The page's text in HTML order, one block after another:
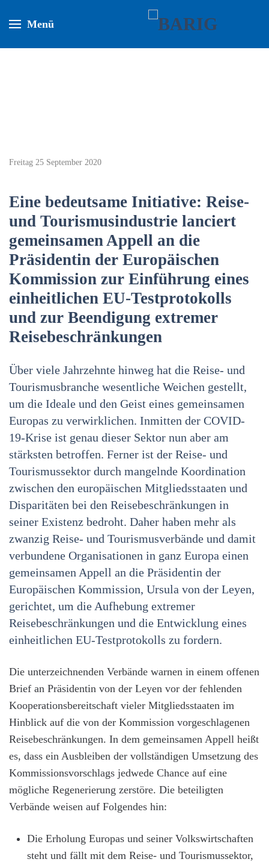
Menü
Freitag 25 September 2020
Eine bedeutsame Initiative: Reise-
und Tourismusindustrie lanciert
gemeinsamen Appell an die
Präsidentin der Europäischen
Kommission zur Einführung eines
einheitlichen EU-Testprotokolls
und zur Beendigung extremer
Reisebeschränkungen
Über viele Jahrzehnte hinweg hat die Reise- und
Tourismusbranche wesentliche Weichen gestellt,
um die Ideale und den Geist eines gemeinsamen
Europas zu verwirklichen. Inmitten der COVID-
19-Krise ist genau dieser Sektor nun aber am
stärksten betroffen. Ferner ist der Reise- und
Tourismussektor durch mangelnde Koordination
zwischen den europäischen Mitgliedsstaaten und
Disparitäten bei den Reisebeschränkungen in
seiner Existenz bedroht. Daher haben mehr als
zwanzig Reise- und Tourismusverbände und damit
verbundene Organisationen in ganz Europa einen
gemeinsamen Appell an die Präsidentin der
Europäischen Kommission, Ursula von der Leyen,
gerichtet, um die Aufhebung extremer
Reisebeschränkungen und die Entwicklung eines
einheitlichen EU-Testprotokolls zu fordern.
Die unterzeichnenden Verbände warnen in einem offenen
Brief an Präsidentin von der Leyen vor der fehlenden
Kooperationsbereitschaft vieler Mitgliedsstaaten im
Hinblick auf die von der Kommission vorgeschlagenen
Reisebeschränkungen. In dem gemeinsamen Appell heißt
es, dass ein Ausbleiben der vollständigen Umsetzung des
Kommissionsvorschlags jedwede Chance auf eine
mögliche Regenerierung zerstöre. Die beteiligten
Verbände weisen auf Folgendes hin:
Die Erholung Europas und seiner Volkswirtschaften
steht und fällt mit dem Reise- und Tourismussektor,